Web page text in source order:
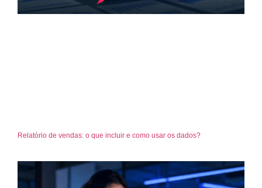
Relatório de vendas: o que incluir e como usar os dados?